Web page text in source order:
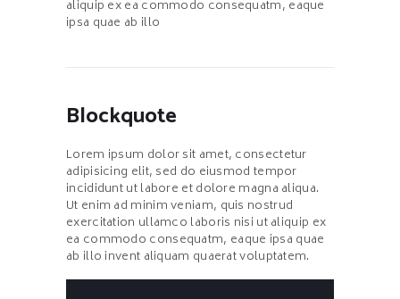
aliquip ex ea commodo consequatm, eaque
ipsa quae ab illo
Blockquote
Lorem ipsum dolor sit amet, consectetur
adipisicing elit, sed do eiusmod tempor
incididunt ut labore et dolore magna aliqua.
Ut enim ad minim veniam, quis nostrud
exercitation ullamco laboris nisi ut aliquip ex
ea commodo consequatm, eaque ipsa quae
ab illo invent aliquam quaerat voluptatem.